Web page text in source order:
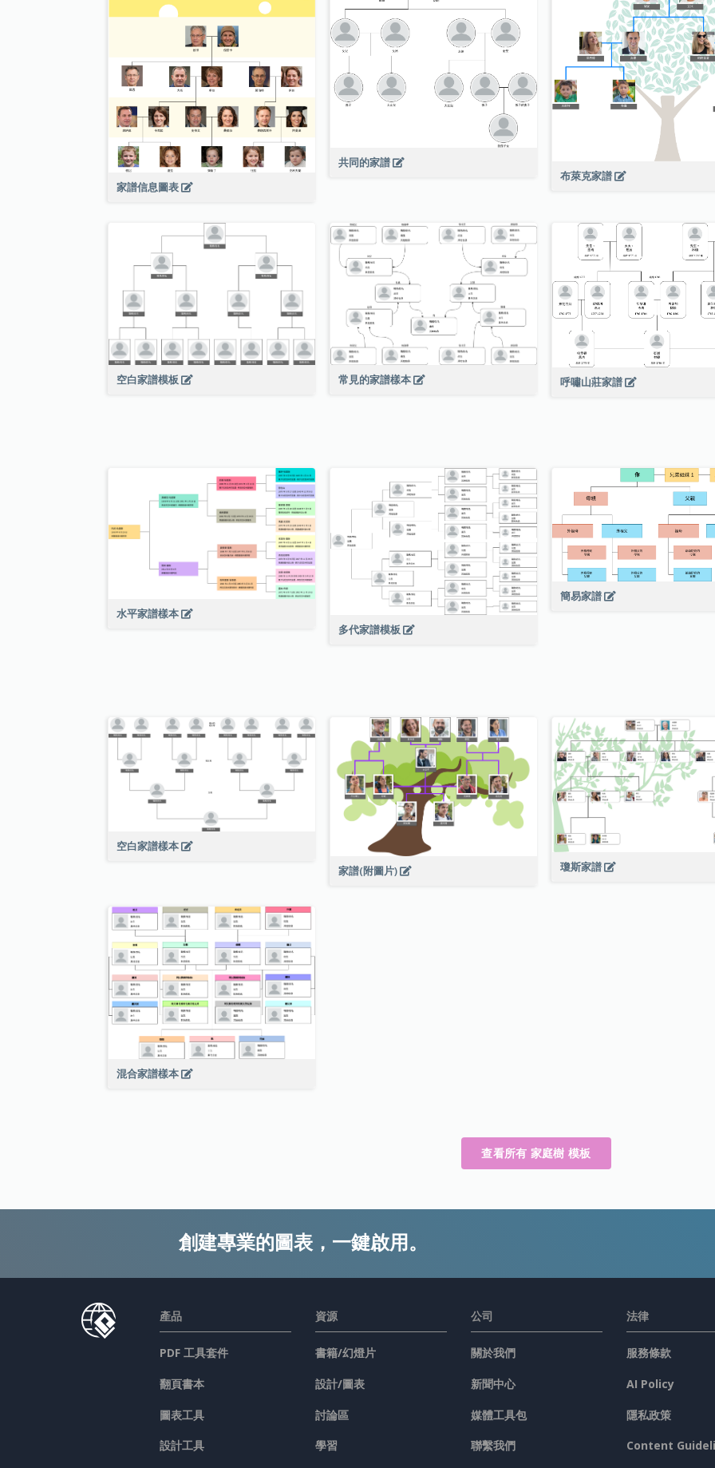
家譜信息圖表
共同的家譜
布萊克家譜
空白家譜模板 常見的家譜樣本 呼嘯山莊家譜
水平家譜樣本
多代家譜模板
簡易家譜
空白家譜樣本
家譜(附圖片)
瓊斯家譜
混合家譜樣本
查看所有 家庭樹 模板
創建專業的圖表，一鍵啟用。
產品
PDF 工具套件
翻頁書本
圖表工具
設計工具
資源
書籍/幻燈片
設計/圖表
討論區
學習
公司
關於我們
新聞中心
媒體工具包
聯繫我們
法律
服務條款
AI Policy
隱私政策
Content